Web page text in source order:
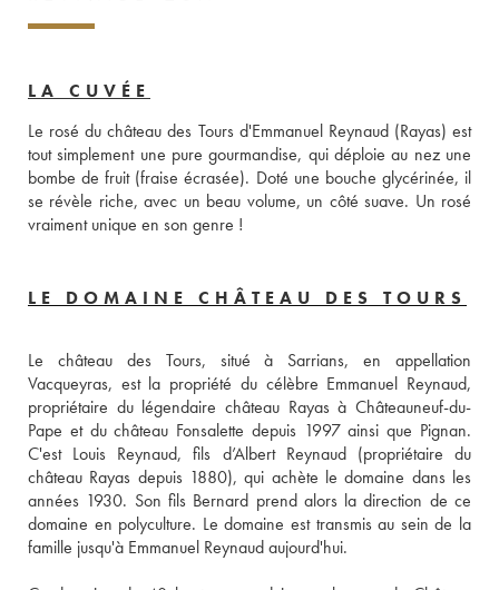
LA CUVÉE
Le rosé du château des Tours d'Emmanuel Reynaud (Rayas) est
tout simplement une pure gourmandise, qui déploie au nez une
bombe de fruit (fraise écrasée). Doté une bouche glycérinée, il
se révèle riche, avec un beau volume, un côté suave. Un rosé
vraiment unique en son genre !
LE DOMAINE CHÂTEAU DES TOURS
Le château des Tours, situé à Sarrians, en appellation
Vacqueyras, est la propriété du célèbre Emmanuel Reynaud,
propriétaire du légendaire château Rayas à Châteauneuf-du-
Pape et du château Fonsalette depuis 1997 ainsi que Pignan.
C'est Louis Reynaud, fils d’Albert Reynaud (propriétaire du
château Rayas depuis 1880), qui achète le domaine dans les
années 1930. Son fils Bernard prend alors la direction de ce
domaine en polyculture. Le domaine est transmis au sein de la
famille jusqu'à Emmanuel Reynaud aujourd'hui.